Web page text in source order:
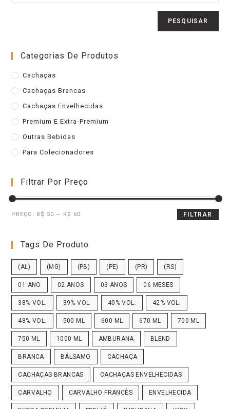
PESQUISAR
Categorias De Produtos
Cachaças
Cachaças Brancas
Cachaças Envelhecidas
Premium E Extra-Premium
Outras Bebidas
Para Colecionadores
Filtrar Por Preço
FILTRAR
PREÇO: R$ 50 — R$ 60
Tags De Produto
(AL) (MG) (PB) (PE) (PR) (RS)
01 ANO 02 ANOS 03 ANOS 06 MESES
38% VOL. 39% VOL. 40% VOL. 42% VOL.
48% VOL. 500 ML 600 ML 670 ML 700 ML
750 ML 1000 ML AMBURANA BLEND
BRANCA BÁLSAMO CACHAÇA
CACHAÇAS BRANCAS CACHAÇAS ENVELHECIDAS
CARVALHO CARVALHO FRANCÊS ENVELHECIDA